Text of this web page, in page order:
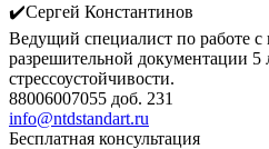
✔️Сергей Константинов
Ведущий специалист по работе
разрешительной документации
стрессоустойчивости.
88006007055 доб. 231
info@ntdstandart.ru
Бесплатная консультация